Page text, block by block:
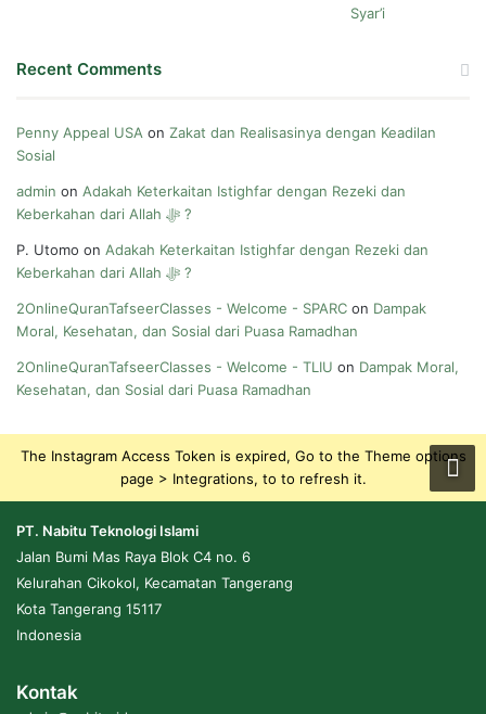
Recent Comments
Penny Appeal USA on Zakat dan Realisasinya dengan Keadilan
Sosial
admin on Adakah Keterkaitan Istighfar dengan Rezeki dan
Keberkahan dari Allah ﷻ ?
P. Utomo on Adakah Keterkaitan Istighfar dengan Rezeki dan
Keberkahan dari Allah ﷻ ?
2OnlineQuranTafseerClasses - Welcome - SPARC on Dampak
Moral, Kesehatan, dan Sosial dari Puasa Ramadhan
2OnlineQuranTafseerClasses - Welcome - TLIU on Dampak Moral,
Kesehatan, dan Sosial dari Puasa Ramadhan
The Instagram Access Token is expired, Go to the Theme options
page > Integrations, to to refresh it.
PT. Nabitu Teknologi Islami
Jalan Bumi Mas Raya Blok C4 no. 6
Kelurahan Cikokol, Kecamatan Tangerang
Kota Tangerang 15117
Indonesia
Kontak